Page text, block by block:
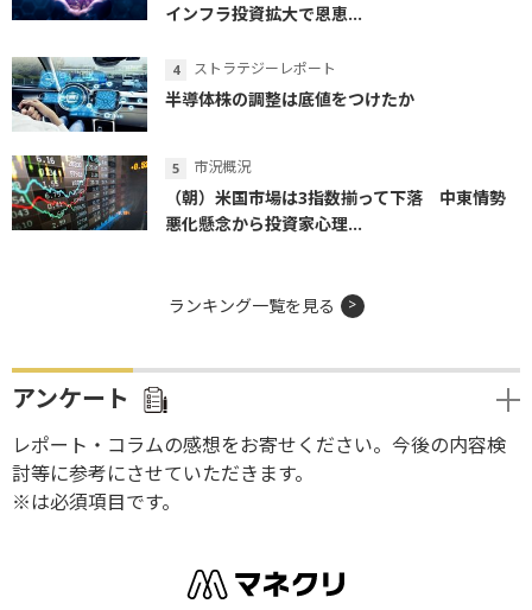
インフラ投資拡大で恩恵...
ストラテジーレポート
半導体株の調整は底値をつけたか
市況概況
（朝）米国市場は3指数揃って下落 中東情勢
悪化懸念から投資家心理...
ランキング一覧を見る
アンケート
レポート・コラムの感想をお寄せください。今後の内容検
討等に参考にさせていただきます。
※は必須項目です。